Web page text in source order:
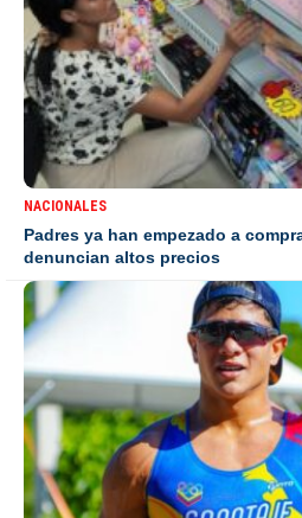
NACIONALES
Padres ya han empezado a
denuncian altos precios